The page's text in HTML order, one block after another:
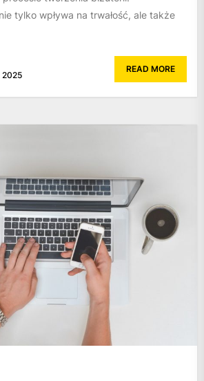
tylko wpływa na trwałość, ale także
2025
READ MORE